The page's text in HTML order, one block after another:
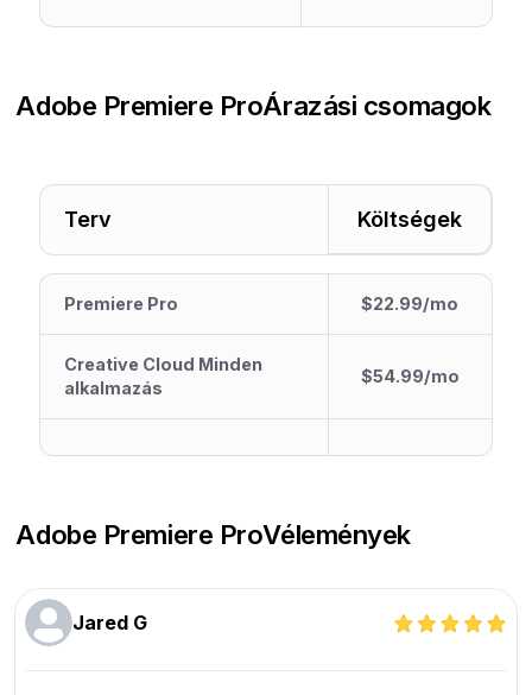
Adobe Premiere ProÁrazási csomagok
Terv Költségek
Premiere Pro $22.99/mo
Creative Cloud Minden
alkalmazás
$54.99/mo
Adobe Premiere ProVélemények
Jared G